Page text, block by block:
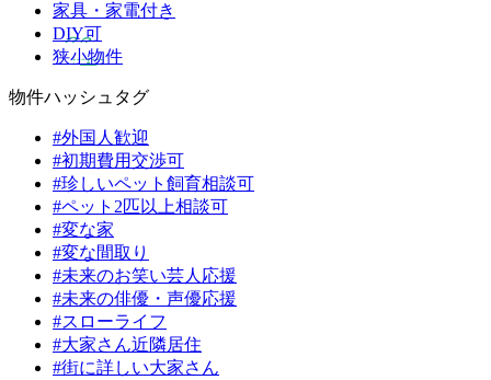
家具・家電付き
DIY可
狭小物件
物件ハッシュタグ
#外国人歓迎
#初期費用交渉可
#珍しいペット飼育相談可
#ペット2匹以上相談可
#変な家
#変な間取り
#未来のお笑い芸人応援
#未来の俳優・声優応援
#スローライフ
#大家さん近隣居住
#街に詳しい大家さん